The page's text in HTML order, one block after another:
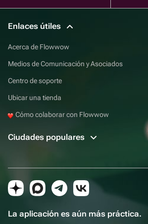
Enlaces útiles
Acerca de Flowwow
Medios de Comunicación y Asociados
Centro de soporte
Ubicar una tienda
Cómo colaborar con Flowwow
Ciudades populares
La aplicación es aún más práctica.